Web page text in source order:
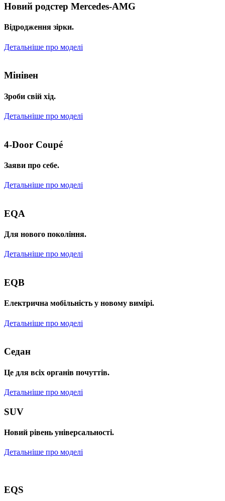
Новий родстер Mercedes-AMG
Відродження зірки.
Детальніше про моделі
Мінівен
Зроби свій хід.
Детальніше про моделі
4-Door Coupé
Заяви про себе.
Детальніше про моделі
EQA
Для нового покоління.
Детальніше про моделі
EQB
Електрична мобільність у новому вимірі.
Детальніше про моделі
Седан
Це для всіх органів почуттів.
Детальніше про моделі
SUV
Новий рівень універсальності.
Детальніше про моделі
EQS